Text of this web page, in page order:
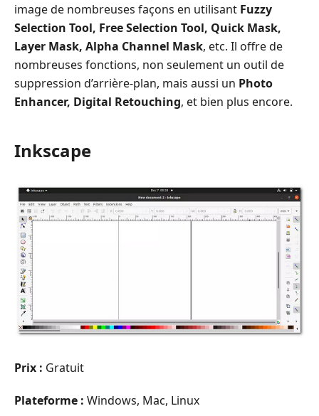
image de nombreuses façons en utilisant Fuzzy
Selection Tool, Free Selection Tool, Quick Mask,
Layer Mask, Alpha Channel Mask, etc. Il offre de
nombreuses fonctions, non seulement un outil de
suppression d’arrière-plan, mais aussi un Photo
Enhancer, Digital Retouching, et bien plus encore.
Inkscape
Prix : Gratuit
Plateforme : Windows, Mac, Linux